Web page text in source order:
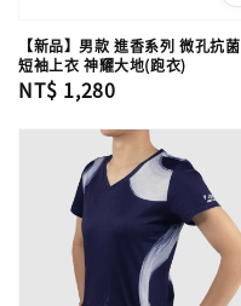
【新品】男款 進香系列 微孔抗菌
短袖上衣 神耀大地(跑衣)
Regular
NT$ 1,280